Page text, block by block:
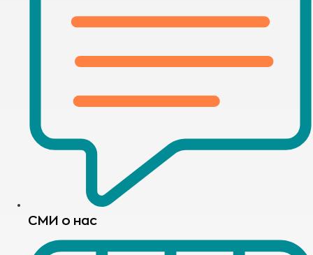
СМИ о нас